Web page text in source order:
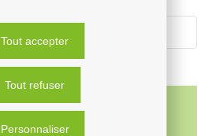
Tout accepter
Tout refuser
Personnaliser